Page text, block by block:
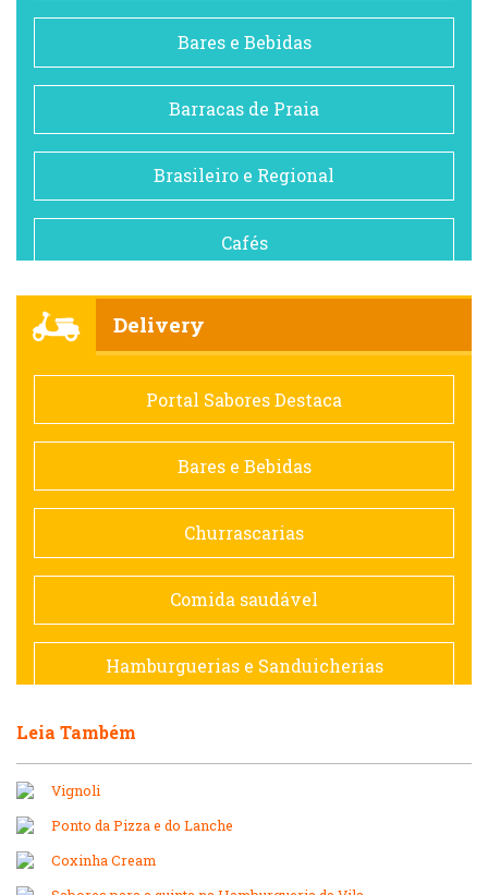
Bares e Bebidas
Barracas de Praia
Brasileiro e Regional
Cafés
Comida saudável
Contemporânea
Doceria
Espanhola
Francesa
Delivery
Portal Sabores Destaca
Bares e Bebidas
Churrascarias
Comida saudável
Hamburguerias e Sanduicherias
Leia Também
Vignoli
Ponto da Pizza e do Lanche
Coxinha Cream